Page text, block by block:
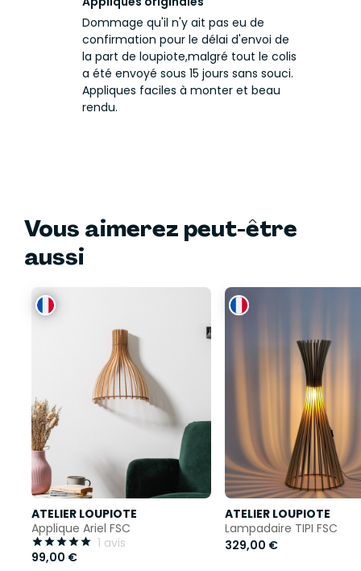
Dommage qu'il n'y ait pas eu de
confirmation pour le délai d'envoi de
la part de loupiote,malgré tout le colis
a été envoyé sous 15 jours sans souci.
Appliques faciles à monter et beau
rendu.
Vous aimerez peut-être
aussi
ATELIER LOUPIOTE
Applique Ariel FSC
 1 avis
99,00 €
ATELIER LOUPIOTE
Lampadaire TIPI FSC
329,00 €